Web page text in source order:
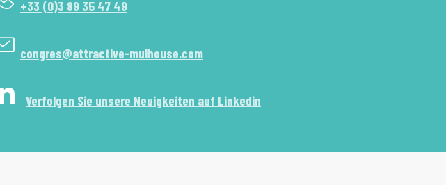
+33 (0)3 89 35 47 49
congres@attractive-mulhouse.com
Verfolgen Sie unsere Neuigkeiten auf Linkedin